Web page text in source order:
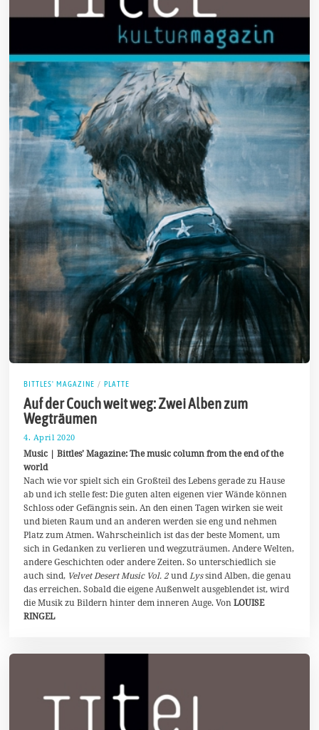
BITTLES' MAGAZINE / PLATTE
Auf der Couch weit weg: Zwei Alben zum
Wegträumen
4. April 2020
.
a
i
0
2
0
Music | Bittles’ Magazine: The music column from the end of the
world
Nach wie vor spielt sich ein Großteil des Lebens gerade zu Hause
ab und ich stelle fest: Die guten alten eigenen vier Wände können
Schloss oder Gefängnis sein. An den einen Tagen wirken sie weit
und bieten Raum und an anderen werden sie eng und nehmen
Platz zum Atmen. Wahrscheinlich ist das der beste Moment, um
sich in Gedanken zu verlieren und wegzuträumen. Andere Welten,
andere Geschichten oder andere Zeiten. So unterschiedlich sie
auch sind, Velvet Desert Music Vol. 2und Lyssind Alben, die genau
das erreichen. Sobald die eigene Außenwelt ausgeblendet ist, wird
die Musik zu Bildern hinter dem inneren Auge. VonLOUISE
RINGEL